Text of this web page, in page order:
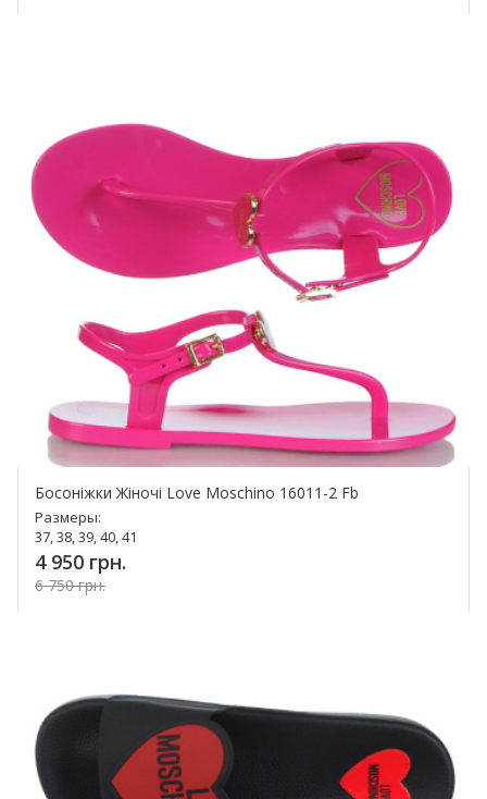
Босоніжки Жіночі Love Moschino 16011-2 Fb
Размеры:
37, 38, 39, 40, 41
4 950 грн.
6 750 грн.